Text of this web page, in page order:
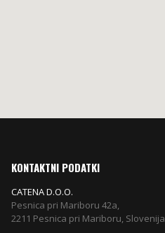
KONTAKTNI PODATKI
CATENA D.O.O.
Pesnica pri Mariboru 42a,
2211 Pesnica pri Mariboru, Slovenija